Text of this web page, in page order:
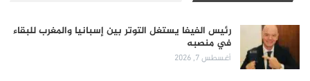
رئيس الفيفا يستغل التوتر بين إسبانيا والمغرب للبقاء
في منصبه
أغسطس 7, 2026